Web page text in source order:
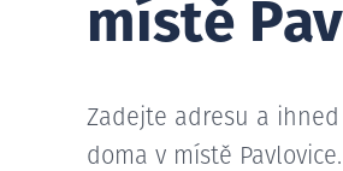
místě
Zadejte adresu a
doma v místě Pavlovice.